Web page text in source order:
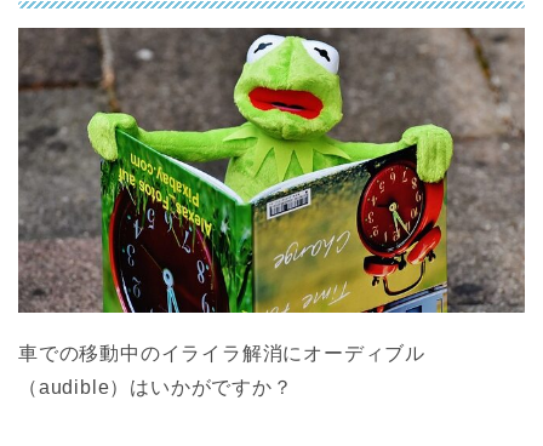
車での移動中のイライラ解消にオーディブル
（audible）はいかがですか？